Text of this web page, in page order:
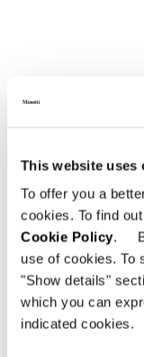
This website uses
To offer you a
cookies. To find
Cookie Policy. By
use of cookies. To
"Show details"
which you can
indicated cookies.